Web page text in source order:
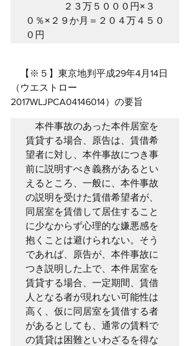
２３万５０００円×３
０％×２９か月＝２０４万４５０
０円
【※５】東京地判平成29年4月14日
（ウエストロー
2017WLJPCA04146014）の要旨
本件事故のあった本件居室を
賃貸する場合、原告は、賃借希
望者に対し、本件事故につき事
前に説明すべき義務があるとい
えるところ、一般に、本件事故
の説明を受けた賃借希望者が、
同居室を賃借して居住すること
に少なからず心理的な嫌悪感を
抱くことは避けられない。そう
であれば、原告が、本件事故に
つき説明した上で、本件居室を
賃貸する場合、一定期間、賃借
人となる者が現れない可能性は
高く、仮に同居室を賃借する者
があるとしても、通常の賃料で
の賃貸は困難といわざるを得な